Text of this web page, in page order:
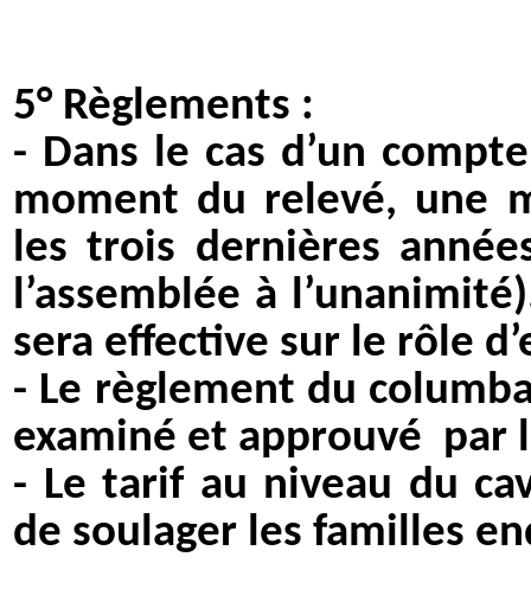
5° Règlements :
- Dans le cas d’un
moment du relevé, une
les trois dernières
l’assemblée à
sera effective sur le rôle
- Le règlement du
examiné et approuvé par
- Le tarif au niveau du
de soulager les familles